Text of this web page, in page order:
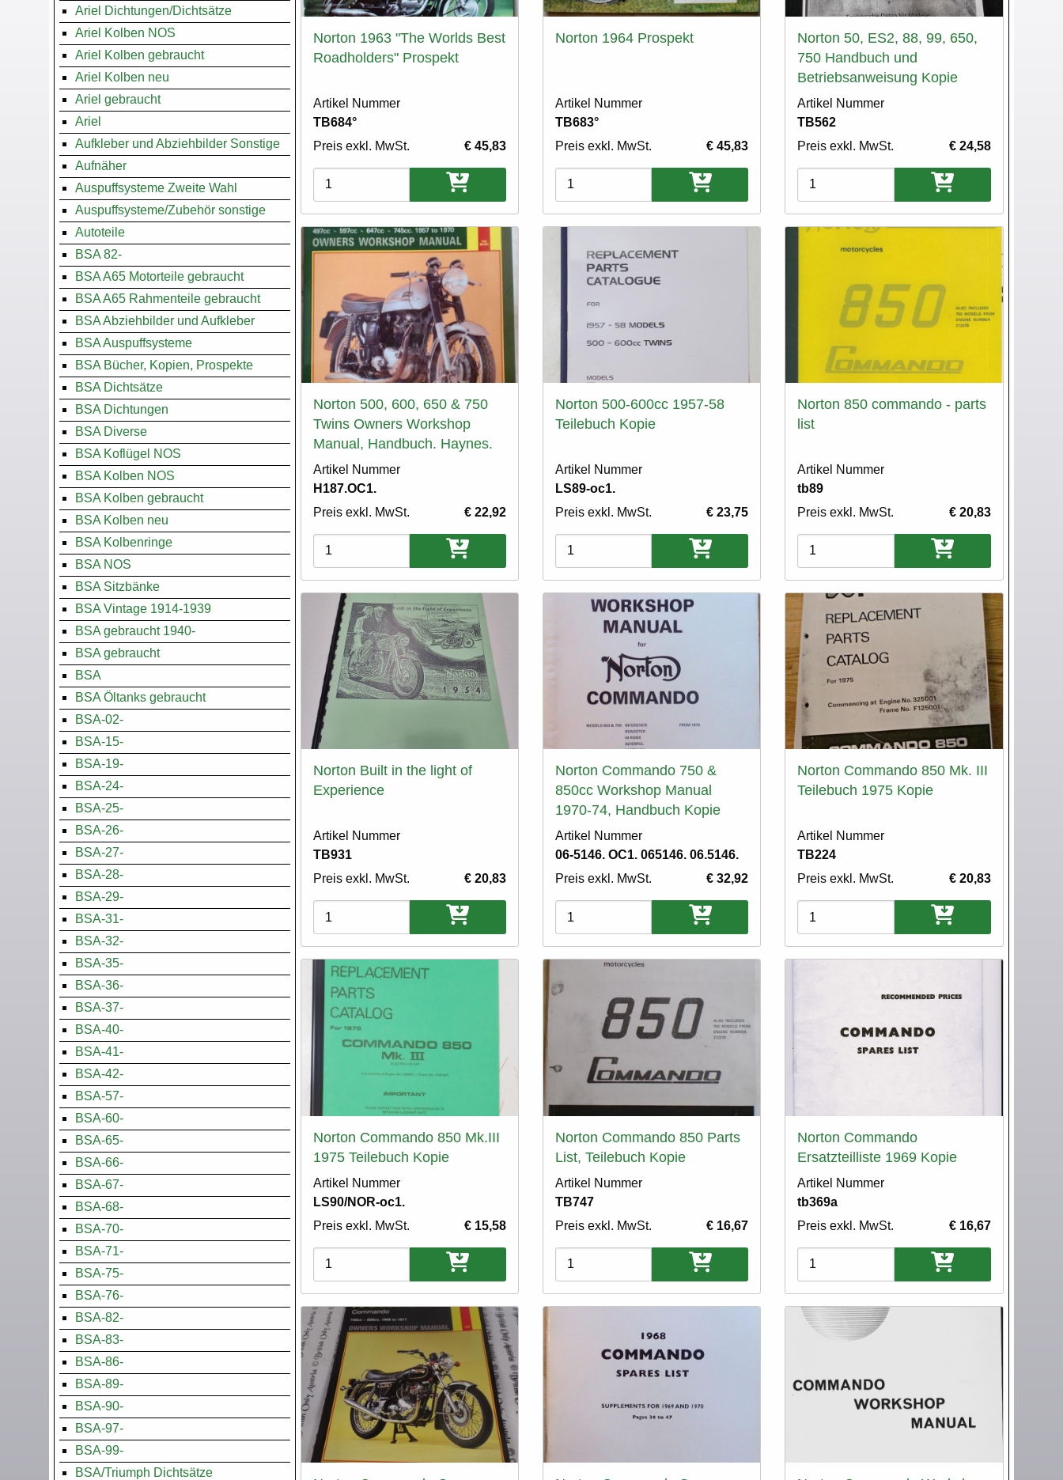
Norton 1963 "The Worlds Best
Roadholders" Prospekt
Artikel Nummer
TB684°
Preis exkl. MwSt.
€ 45,83
Varianten
Norton 1964 Prospekt
Artikel Nummer
TB683°
Preis exkl. MwSt.
€ 45,83
Varianten
Norton 50, ES2, 88, 99, 650,
750 Handbuch und
Betriebsanweisung Kopie
Artikel Nummer
TB562
Preis exkl. MwSt.
€ 24,58
Varianten
Norton 500, 600, 650 & 750
Twins Owners Workshop
Manual, Handbuch. Haynes.
Artikel Nummer
H187.OC1.
Preis exkl. MwSt.
€ 22,92
Varianten
Norton 500-600cc 1957-58
Teilebuch Kopie
Artikel Nummer
LS89-oc1.
Preis exkl. MwSt.
€ 23,75
Varianten
Norton 850 commando - parts
list
Artikel Nummer
tb89
Preis exkl. MwSt.
€ 20,83
Varianten
Norton Built in the light of
Experience
Artikel Nummer
TB931
Preis exkl. MwSt.
€ 20,83
Varianten
Norton Commando 750 &
850cc Workshop Manual
1970-74, Handbuch Kopie
Artikel Nummer
06-5146. OC1. 065146. 06.5146.
Preis exkl. MwSt.
€ 32,92
Varianten
Norton Commando 850 Mk. III
Teilebuch 1975 Kopie
Artikel Nummer
TB224
Preis exkl. MwSt.
€ 20,83
Varianten
Norton Commando 850 Mk.III
1975 Teilebuch Kopie
Artikel Nummer
LS90/NOR-oc1.
Preis exkl. MwSt.
€ 15,58
Varianten
Norton Commando 850 Parts
List, Teilebuch Kopie
Artikel Nummer
TB747
Preis exkl. MwSt.
€ 16,67
Varianten
Norton Commando
Ersatzteilliste 1969 Kopie
Artikel Nummer
tb369a
Preis exkl. MwSt.
€ 16,67
Varianten
Ariel Dichtungen/Dichtsätze
Ariel Kolben NOS
Ariel Kolben gebraucht
Ariel Kolben neu
Ariel gebraucht
Ariel
Aufkleber und Abziehbilder Sonstige
Aufnäher
Auspuffsysteme Zweite Wahl
Auspuffsysteme/Zubehör sonstige
Autoteile
BSA 82-
BSA A65 Motorteile gebraucht
BSA A65 Rahmenteile gebraucht
BSA Abziehbilder und Aufkleber
BSA Auspuffsysteme
BSA Bücher, Kopien, Prospekte
BSA Dichtsätze
BSA Dichtungen
BSA Diverse
BSA Koflügel NOS
BSA Kolben NOS
BSA Kolben gebraucht
BSA Kolben neu
BSA Kolbenringe
BSA NOS
BSA Sitzbänke
BSA Vintage 1914-1939
BSA gebraucht 1940-
BSA gebraucht
BSA
BSA Öltanks gebraucht
BSA-02-
BSA-15-
BSA-19-
BSA-24-
BSA-25-
BSA-26-
BSA-27-
BSA-28-
BSA-29-
BSA-31-
BSA-32-
BSA-35-
BSA-36-
BSA-37-
BSA-40-
BSA-41-
BSA-42-
BSA-57-
BSA-60-
BSA-65-
BSA-66-
BSA-67-
BSA-68-
BSA-70-
BSA-71-
BSA-75-
BSA-76-
BSA-82-
BSA-83-
BSA-86-
BSA-89-
BSA-90-
BSA-97-
BSA-99-
BSA/Triumph Dichtsätze